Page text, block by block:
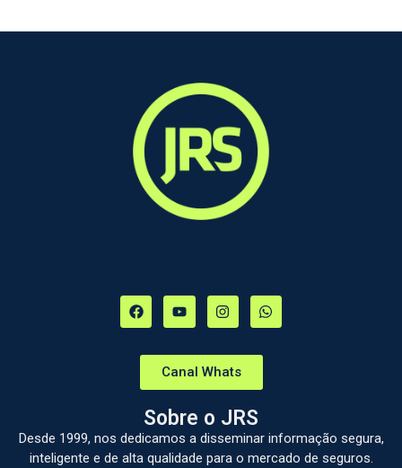
Canal Whats
Sobre o JRS
Desde 1999, nos dedicamos a disseminar informação segura,
inteligente e de alta qualidade para o mercado de seguros.